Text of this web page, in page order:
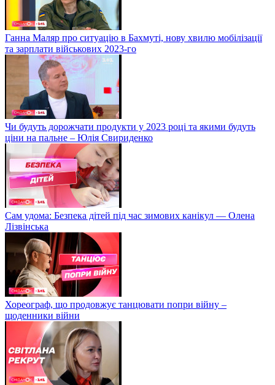
Ганна Маляр про ситуацію в Бахмуті, нову хвилю мобілізації
та зарплати військових 2023-го
Чи будуть дорожчати продукти у 2023 році та якими будуть
ціни на пальне – Юлія Свириденко
Сам удома: Безпека дітей під час зимових канікул — Олена
Лізвінська
Хореограф, що продовжує танцювати попри війну –
щоденники війни